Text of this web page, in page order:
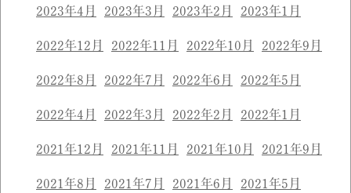
2023年4月 2023年3月 2023年2月 2023年1月
2022年12月 2022年11月 2022年10月 2022年9月
2022年8月 2022年7月 2022年6月 2022年5月
2022年4月 2022年3月 2022年2月 2022年1月
2021年12月 2021年11月 2021年10月 2021年9月
2021年8月 2021年7月 2021年6月 2021年5月